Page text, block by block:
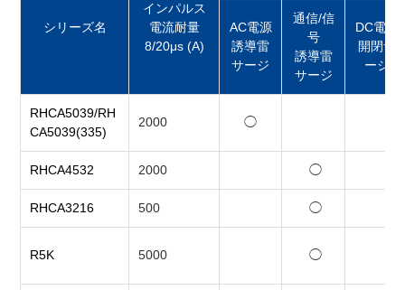
シリーズ名
インパルス
電流耐量
8/20μs (A)
AC電源
誘導雷
サージ
通信/信
号
誘導雷
サージ
DC電源
開閉サ
ージ
RHCA5039/RH
CA5039(335)
2000 ◯
RHCA4532 2000 ◯
RHCA3216 500 ◯
R5K 5000 ◯